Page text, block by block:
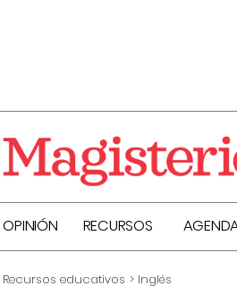
OPINIÓN RECURSOS
Recursos educativos Inglés